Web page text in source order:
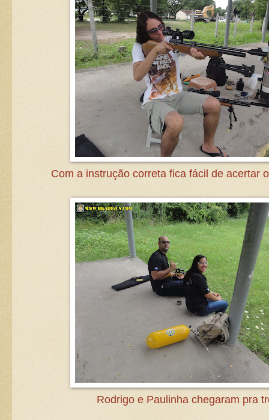
Com a instrução correta fica fácil de acertar
Rodrigo e Paulinha chegaram pra